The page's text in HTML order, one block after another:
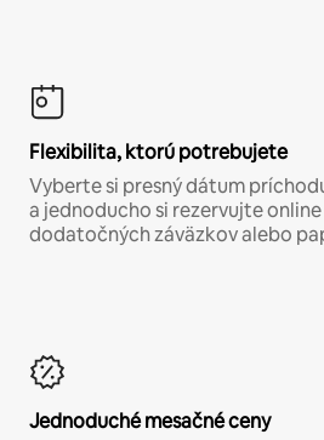
Flexibilita, ktorú potrebujete
Vyberte si presný dátum
a jednoducho si rezervujte
dodatočných záväzkov alebo
Jednoduché mesačné ceny